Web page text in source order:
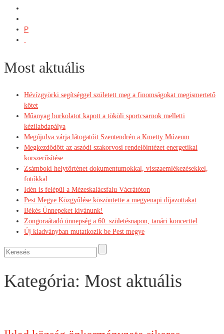
P
Most aktuális
Hévízgyörki segítséggel született meg a finomságokat megismertető
kötet
Műanyag burkolatot kapott a tököli sportcsarnok melletti
kézilabdapálya
Megújulva várja látogatóit Szentendrén a Kmetty Múzeum
Megkezdődött az aszódi szakorvosi rendelőintézet energetikai
korszerűsítése
Zsámboki helytörténet dokumentumokkal, visszaemlékezésekkel,
fotókkal
Idén is felépül a Mézeskalácsfalu Vácrátóton
Pest Megye Közgyűlése köszöntette a megyenapi díjazottakat
Békés Ünnepeket kívánunk!
Zongoraátadó ünnepség a 60. születésnapon, tanári koncerttel
Új kiadványban mutatkozik be Pest megye
Kategória: Most aktuális